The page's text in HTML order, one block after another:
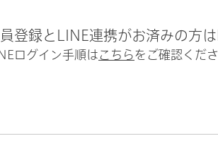
登録とLINE連携がお済みの方
ログイン手順は こちらをご確認くださ